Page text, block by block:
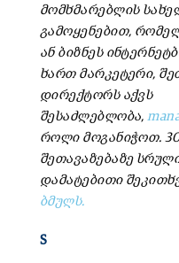
მომხმარებლის
გამოყენებით,
ან ბიზნეს
ხართ მარკეტერი,
დირექტორს აქვს
შესაძლებლობა,
როლი მოგანიჭოთ.
შეთავაზებაზე
დამატებითი
ბმულს.
S